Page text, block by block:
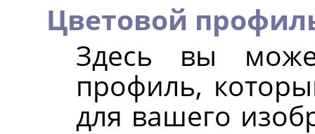
Цветовой
Здесь вы
профиль,
для вашего